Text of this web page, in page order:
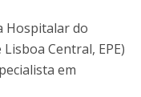
Hospitalar do
Central, EPE)
em